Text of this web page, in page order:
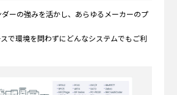
ーの強みを活かし、あらゆるメーカーのプ
で環境を問わずにどんなシステムでもご利